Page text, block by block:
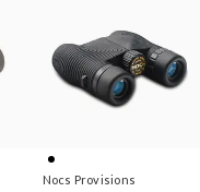
Nocs Provisions